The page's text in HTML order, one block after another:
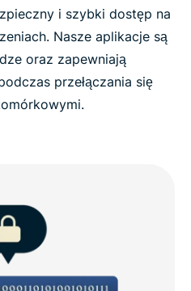
i szybki dostęp na
Nasze aplikacje są
oraz zapewniają
przełączania się